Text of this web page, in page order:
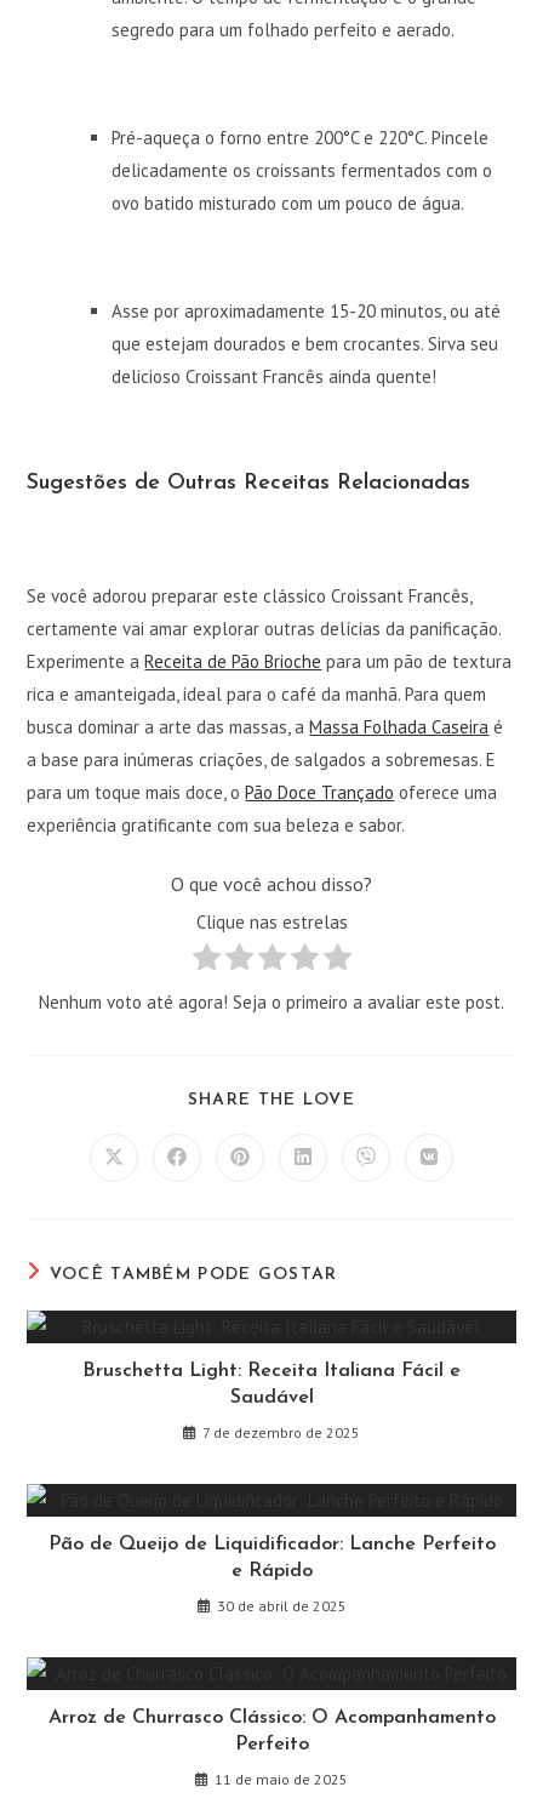
segredo para um folhado perfeito e aerado.
Pré-aqueça o forno entre 200°C e 220°C. Pincele
delicadamente os croissants fermentados com o
ovo batido misturado com um pouco de água.
Asse por aproximadamente 15-20 minutos, ou até
que estejam dourados e bem crocantes. Sirva seu
delicioso Croissant Francês ainda quente!
Sugestões de Outras Receitas Relacionadas
Se você adorou preparar este clássico Croissant Francês,
certamente vai amar explorar outras delícias da panificação.
Experimente aReceita de Pão Brioche para um pão de textura
rica e amanteigada, ideal para o café da manhã. Para quem
busca dominar a arte das massas, aMassa Folhada Caseira é
a base para inúmeras criações, de salgados a sobremesas. E
para um toque mais doce, oPão Doce Trançado oferece uma
experiência gratificante com sua beleza e sabor.
O que você achou disso?
Clique nas estrelas
Nenhum voto até agora! Seja o primeiro a avaliar este post.
SHARE THE LOVE
Abre Abre Abre Abre Abre Abre
VOCÊ TAMBÉM PODE GOSTAR
Bruschetta Light: Receita Italiana Fácil e
Saudável
7 de dezembro de 2025
Pão de Queijo de Liquidificador: Lanche Perfeito
e Rápido
30 de abril de 2025
Arroz de Churrasco Clássico: O Acompanhamento
Perfeito
11 de maio de 2025